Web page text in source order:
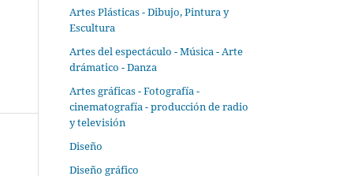
Artes Plásticas - Dibujo, Pintura y
Escultura
Artes del espectáculo - Música - Arte
drámatico - Danza
Artes gráficas - Fotografía -
cinematografía - producción de radio
y televisión
Diseño
Diseño gráfico